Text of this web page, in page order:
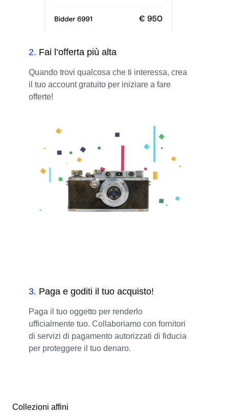
2. Fai l’offerta più alta
Quando trovi qualcosa che ti interessa, crea
il tuo account gratuito per iniziare a fare
offerte!
3. Paga e goditi il tuo acquisto!
Paga il tuo oggetto per renderlo
ufficialmente tuo. Collaboriamo con fornitori
di servizi di pagamento autorizzati di fiducia
per proteggere il tuo denaro.
Collezioni affini